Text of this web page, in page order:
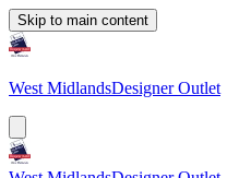
Skip to main content
West MidlandsDesigner Outlet